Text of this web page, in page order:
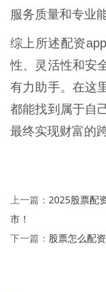
服务质量和专业
综上所述配资
性、灵活性和安
有力助手。在这
都能找到属于自
最终实现财富的
上一篇： 2025股票配
市！
下一篇： 股票怎么配